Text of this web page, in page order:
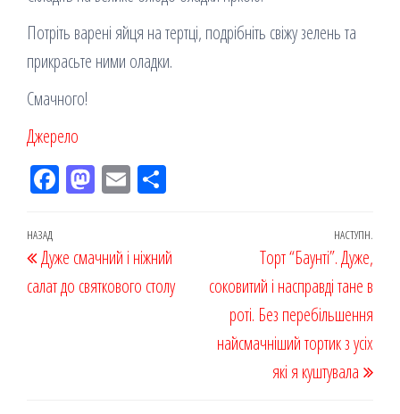
Потріть варені яйця на тертці, подрібніть свіжу зелень та
прикрасьте ними оладки.
Смачного!
Джерело
Fac
k
M
on
Em
ис
я
Навігація
записів
Попередній
запис
НАЗАД
Дуже смачний і ніжний
салат до святкового столу
НАСТУПН.
Торт “Баунті”. Дуже,
соковитий і насправді тане в
роті. Без перебільшення
найсмачніший тортик з усіх
які я куштувала